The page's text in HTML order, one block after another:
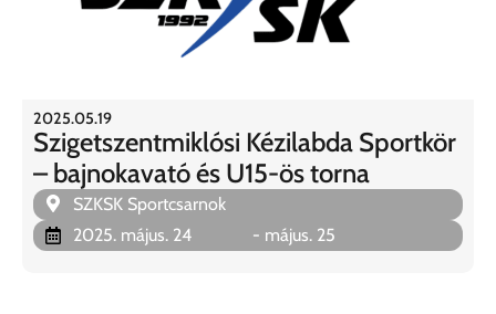
2025.05.19
Szigetszentmiklósi Kézilabda Sportkör
– bajnokavató és U15-ös torna
SZKSK Sportcsarnok
2025. május. 24
- május. 25